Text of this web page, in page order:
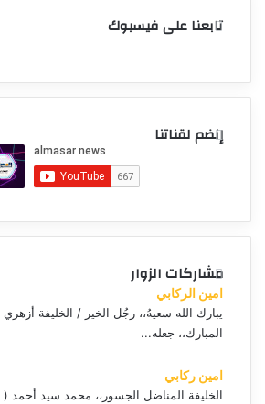
تابعنا على فيسبوك
إنضم لقناتنا
مشاركات الزوار
امين الركابي
يبارك الله سعيهُ،، رجُل الخير / الخليفة أزهري
المبارك،، جعله...
امين ركابي
الخليفة المناضل الجسور،، محمد سيد أحمد (